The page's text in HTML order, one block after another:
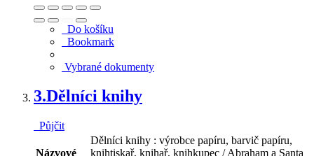
Do košíku
Bookmark
Vybrané dokumenty
3.Dělníci knihy
Půjčit
Názvové
Dělníci knihy : výrobce papíru, barvič papíru,
knihtiskař, knihař, knihkupec / Abraham a Santa